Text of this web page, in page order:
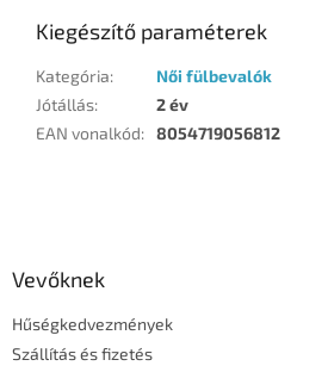
Kiegészítő paraméterek
Kategória:
Női fülbevalók
Jótállás:
2 év
EAN vonalkód: 8054719056812
Vevőknek
Hűségkedvezmények
Szállítás és fizetés